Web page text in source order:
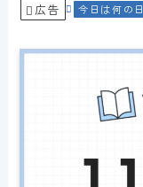
広告 今日は何の日